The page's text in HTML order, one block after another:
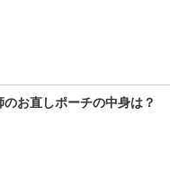
お直しポーチの中身は？